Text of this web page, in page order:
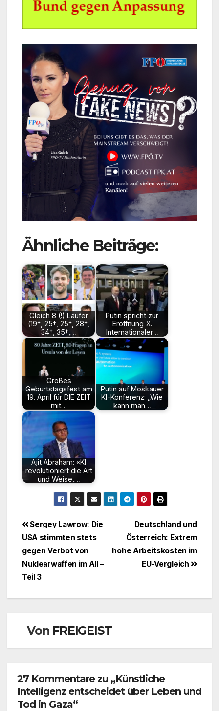
Ähnliche Beiträge:
Gleich 8 (!) Läufer
(19†, 25†, 25†, 28†,
34†, 35†,…
Putin spricht zur
Eröffnung X.
Internationaler…
Großes
Geburtstagsfest am
19. April für DIE ZEIT
mit…
Putin auf Moskauer
KI-Konferenz: „Wie
kann man…
Ajit Abraham: «KI
revolutioniert die Art
und Weise,…
BeitragsnavigationDeutschland und
Österreich: Extrem
hohe Arbeitskosten im
EU-Vergleich
Sergey Lawrow: Die
USA stimmten stets
gegen Verbot von
Nuklearwaffen im All –
Teil 3
Von FREIGEIST
27 Kommentare zu „Künstliche
Intelligenz entscheidet über Leben und
Tod in Gaza“